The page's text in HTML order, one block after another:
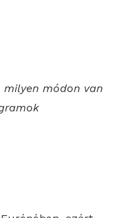
milyen módon van